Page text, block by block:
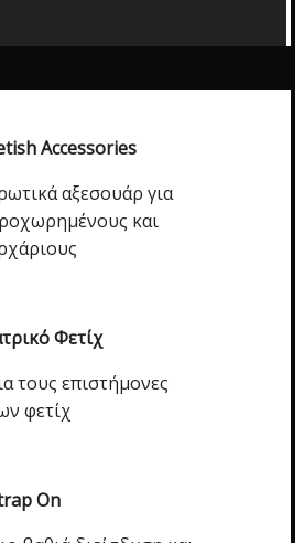
Accessories
αξεσουάρ για
και
Φετίχ
τους επιστήμονες
φετίχ
On